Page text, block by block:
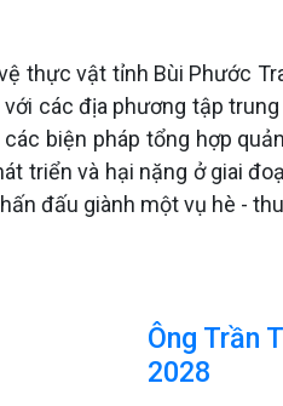
thực vật tỉnh Bùi Phước
các địa phương tập
biện pháp tổng hợp
triển và hại nặng ở giai
đấu giành một vụ hè -
Ông Trần
2028